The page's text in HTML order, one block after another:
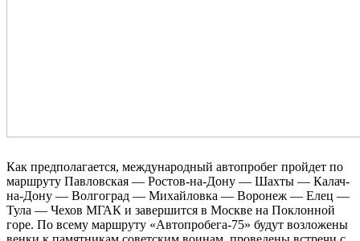
Как предполагается, международный автопробег пройдет по
маршруту Павловская — Ростов-на-Дону — Шахты — Калач-
на-Дону — Волгоград — Михайловка — Воронеж — Елец —
Тула — Чехов МГАК и завершится в Москве на Поклонной
горе. По всему маршруту «Автопробега-75» будут возложены